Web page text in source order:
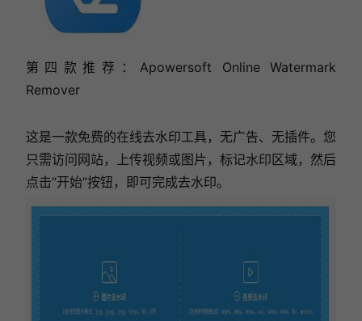
第四款推荐：Apowersoft Online Watermark
Remover
这是一款免费的在线去水印工具，无广告、无插件。您
只需访问网站，上传视频或图片，标记水印区域，然后
点击“开始”按钮，即可完成去水印。